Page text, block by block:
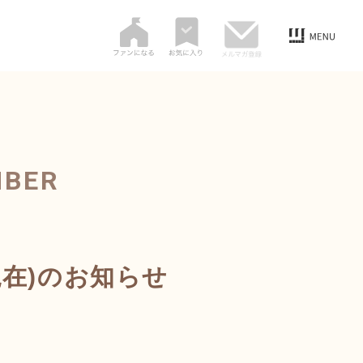
)のお知らせ